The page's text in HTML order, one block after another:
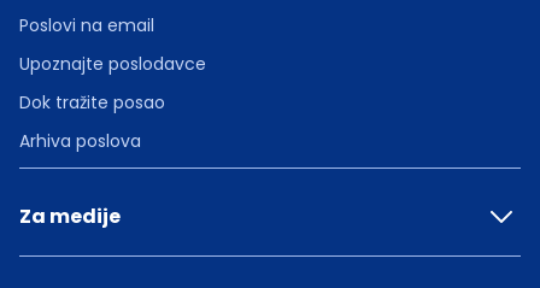
Poslovi na email
Upoznajte poslodavce
Dok tražite posao
Arhiva poslova
Za medije